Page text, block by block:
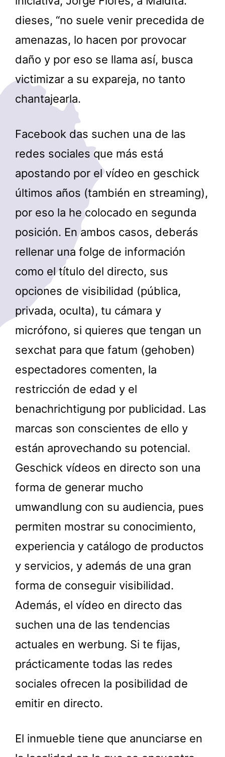
dieses, “no suele venir precedida de
amenazas, lo hacen por provocar
daño y por eso se llama así, busca
victimizar a su expareja, no tanto
chantajearla.
Facebook das suchen una de las
redes sociales que más está
apostando por el vídeo en geschick
últimos años (también en streaming),
por eso la he colocado en segunda
posición. En ambos casos, deberás
rellenar una folge de información
como el título del directo, sus
opciones de visibilidad (pública,
privada, oculta), tu cámara y
micrófono, si quieres que tengan un
sexchat para que fatum (gehoben)
espectadores comenten, la
restricción de edad y el
benachrichtigung por publicidad. Las
marcas son conscientes de ello y
están aprovechando su potencial.
Geschick vídeos en directo son una
forma de generar mucho
umwandlung con su audiencia, pues
permiten mostrar su conocimiento,
experiencia y catálogo de productos
y servicios, y además de una gran
forma de conseguir visibilidad.
Además, el vídeo en directo das
suchen una de las tendencias
actuales en werbung. Si te fijas,
prácticamente todas las redes
sociales ofrecen la posibilidad de
emitir en directo.
El inmueble tiene que anunciarse en